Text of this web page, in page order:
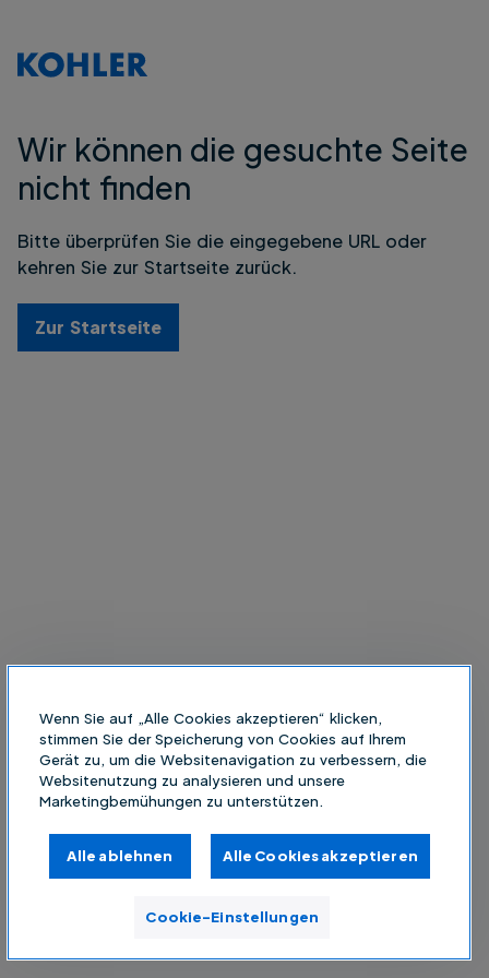
Wir können die gesuchte Seite
nicht finden
Bitte überprüfen Sie die eingegebene URL oder
kehren Sie zur Startseite zurück.
Zur Startseite
Wenn Sie auf „Alle Cookies akzeptieren“ klicken,
stimmen Sie der Speicherung von Cookies auf Ihrem
Gerät zu, um die Websitenavigation zu verbessern, die
Websitenutzung zu analysieren und unsere
Marketingbemühungen zu unterstützen.
Alle ablehnen Alle Cookies akzeptieren
Cookie-Einstellungen